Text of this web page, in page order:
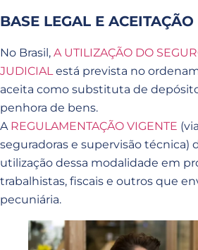
BASE LEGAL E
No Brasil, A UTILIZAÇÃO DO
JUDICIALestá prevista no
aceita como substituta de
penhora de bens.
A REGULAMENTAÇÃO VIGENTE
seguradoras e supervisão técnica)
utilização dessa modalidade em
trabalhistas, fiscais e outros que
pecuniária.